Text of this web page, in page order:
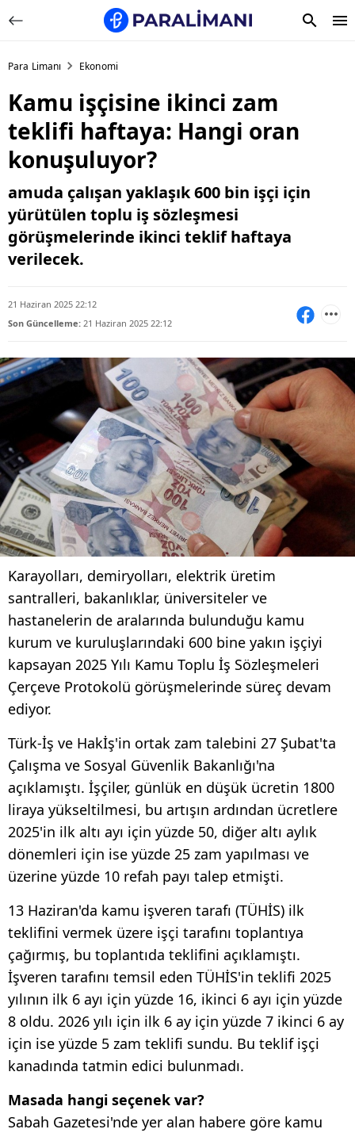
Para Limanı Ekonomi
Kamu işçisine ikinci zam
teklifi haftaya: Hangi oran
konuşuluyor?
amuda çalışan yaklaşık 600 bin işçi için
yürütülen toplu iş sözleşmesi
görüşmelerinde ikinci teklif haftaya
verilecek.
21 Haziran 2025 22:12
Son Güncelleme: 21 Haziran 2025 22:12
Karayolları, demiryolları, elektrik üretim
santralleri, bakanlıklar, üniversiteler ve
hastanelerin de aralarında bulunduğu kamu
kurum ve kuruluşlarındaki 600 bine yakın işçiyi
kapsayan 2025 Yılı Kamu Toplu İş Sözleşmeleri
Çerçeve Protokolü görüşmelerinde süreç devam
ediyor.
Türk-İş ve Hakİş'in ortak zam talebini 27 Şubat'ta
Çalışma ve Sosyal Güvenlik Bakanlığı'na
açıklamıştı. İşçiler, günlük en düşük ücretin 1800
liraya yükseltilmesi, bu artışın ardından ücretlere
2025'in ilk altı ayı için yüzde 50, diğer altı aylık
dönemleri için ise yüzde 25 zam yapılması ve
üzerine yüzde 10 refah payı talep etmişti.
13 Haziran'da kamu işveren tarafı (TÜHİS) ilk
teklifini vermek üzere işçi tarafını toplantıya
çağırmış, bu toplantıda teklifini açıklamıştı.
İşveren tarafını temsil eden TÜHİS'in teklifi 2025
yılının ilk 6 ayı için yüzde 16, ikinci 6 ayı için yüzde
8 oldu. 2026 yılı için ilk 6 ay için yüzde 7 ikinci 6 ay
için ise yüzde 5 zam teklifi sundu. Bu teklif işçi
kanadında tatmin edici bulunmadı.
Masada hangi seçenek var?
Sabah Gazetesi'nde yer alan habere göre kamu